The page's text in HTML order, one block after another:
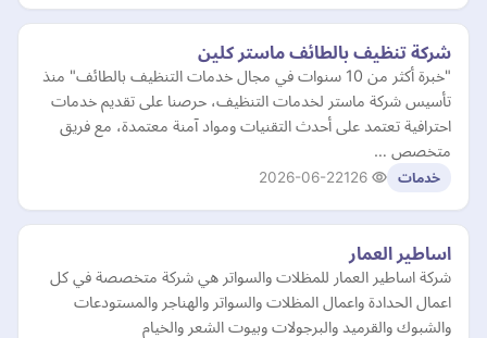
شركة تنظيف بالطائف ماستر كلين
"خبرة أكثر من 10 سنوات في مجال خدمات التنظيف بالطائف" منذ
تأسيس شركة ماستر لخدمات التنظيف، حرصنا على تقديم خدمات
احترافية تعتمد على أحدث التقنيات ومواد آمنة معتمدة، مع فريق
متخصص …
خدمات 2026-06-22
اساطير العمار
شركة اساطير العمار للمظلات والسواتر هي شركة متخصصة في كل
اعمال الحدادة واعمال المظلات والسواتر والهناجر والمستودعات
والشبوك والقرميد والبرجولات وبيوت الشعر والخيام